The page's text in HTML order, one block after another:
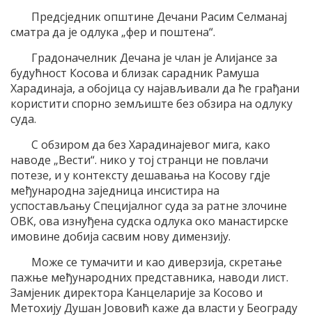
Предсједник општине Дечани Расим Селманај
сматра да је одлука „фер и поштена“.
Градоначелник Дечана је члан је Алијансе за
будућност Косова и близак сарадник Рамуша
Харадинаја, а обојица су најављивали да ће грађани
користити спорно земљиште без обзира на одлуку
суда.
С обзиром да без Харадинајевог мига, како
наводе „Вести“. нико у тој странци не повлачи
потезе, и у контексту дешавања на Косову гдје
међународна заједница инсистира на
успостављању Специјалног суда за ратне злочине
ОВК, ова изнуђена судска одлука око манастирске
имовине добија сасвим нову димензију.
Може се тумачити и као диверзија, скретање
пажње међународних представника, наводи лист.
Замјеник директора Канцеларије за Косово и
Метохију Душан Јововић каже да власти у Београду